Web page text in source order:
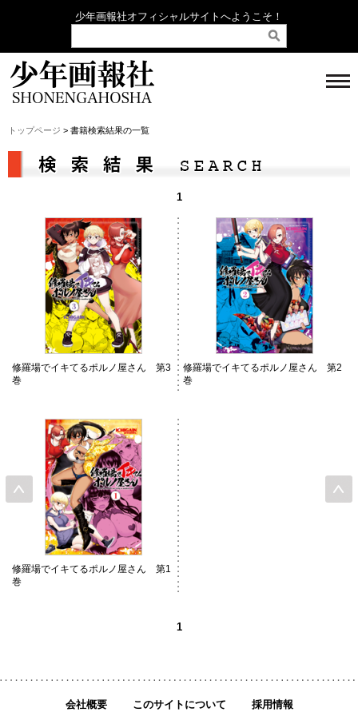
少年画報社オフィシャルサイトへようこそ！
トップページ > 書籍検索結果の一覧
1
修羅場でイキてるポルノ屋さん 第3
巻
修羅場でイキてるポルノ屋さん 第2
巻
修羅場でイキてるポルノ屋さん 第1
巻
1
会社概要 このサイトについて 採用情報